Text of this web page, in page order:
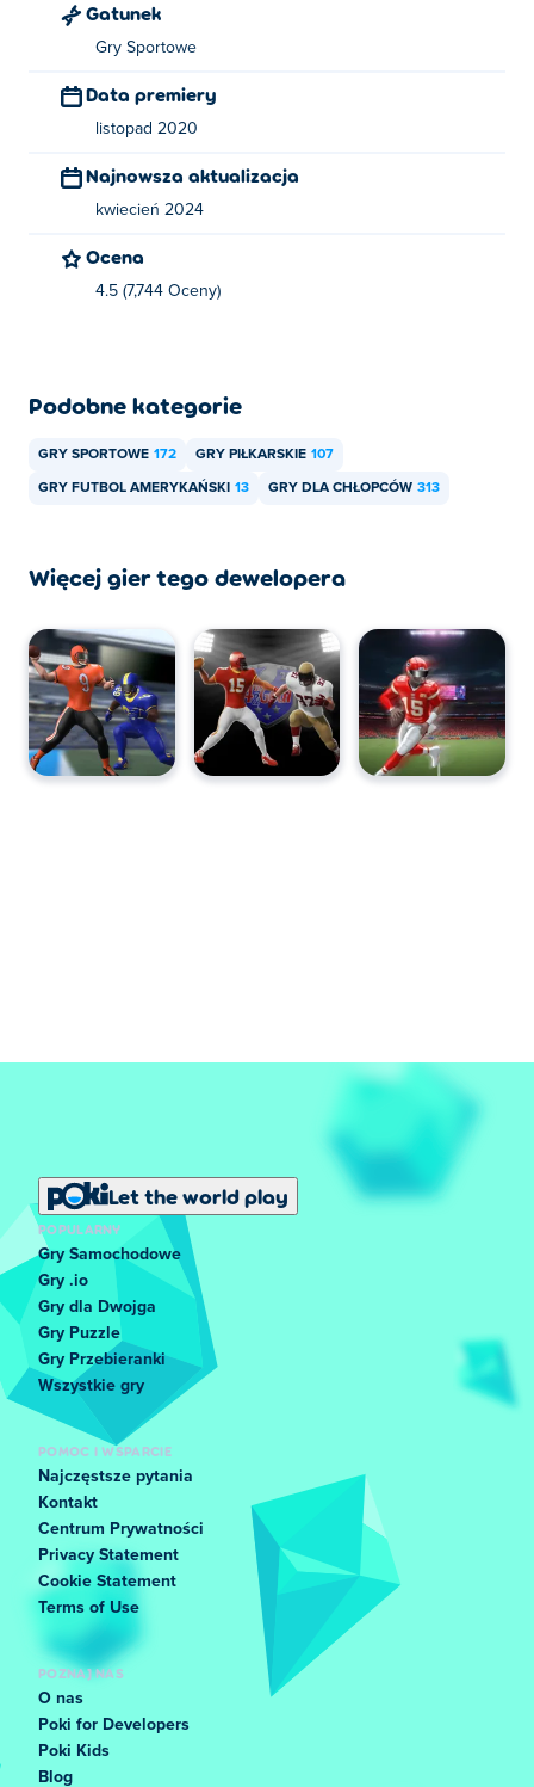
Gatunek
Gry Sportowe
Data premiery
listopad 2020
Najnowsza aktualizacja
kwiecień 2024
Ocena
4.5 (7,744 Oceny)
Podobne kategorie
GRY SPORTOWE 172 GRY PIŁKARSKIE 107
GRY FUTBOL AMERYKAŃSKI 13 GRY DLA CHŁOPCÓW 313
Więcej gier tego dewelopera
Let the world play
POPULARNY
Gry Samochodowe
Gry .io
Gry dla Dwojga
Gry Puzzle
Gry Przebieranki
Wszystkie gry
POMOC I WSPARCIE
Najczęstsze pytania
Kontakt
Centrum Prywatności
Privacy Statement
Cookie Statement
Terms of Use
POZNAJ NAS
O nas
Poki for Developers
Poki Kids
Blog